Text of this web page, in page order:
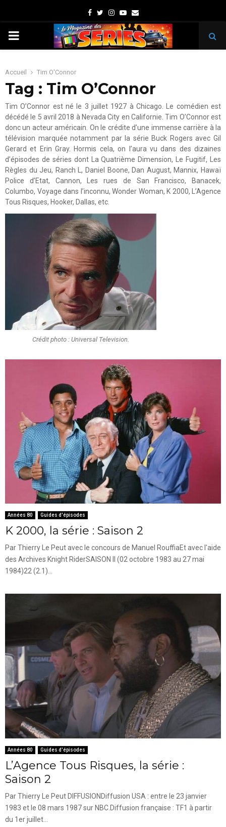
Facebook
TwitterInstagram
Youtube
Email
PRIMARY
Accueil Tim O'Connor
Tag : Tim O’Connor
Tim O’Connor est né le 3 juillet 1927 à Chicago. Le comédien est
décédé le 5 avril 2018 à Nevada City en Californie. Tim O’Connor est
donc un acteur américain. On le crédite d’une immense carrière à la
télévision marquée notamment par la série Buck Rogers avec Gil
Gerard et Erin Gray. Hormis cela, on l’aura vu dans des dizaines
d’épisodes de séries dont La Quatrième Dimension, Le Fugitif, Les
Règles du Jeu, Ranch L, Daniel Boone, Dan August, Mannix, Hawaï
Police d’Etat, Cannon, Les rues de San Francisco, Banacek,
Columbo, Voyage dans l’inconnu, Wonder Woman, K 2000, L’Agence
Tous Risques, Hooker, Dallas, etc.
Crédit photo : Universal Television.
Années 80 Guides d'épisodes
K 2000, la série : Saison 2
Par Thierry Le Peut avec le concours de Manuel RouffiaEt avec l'aide
des Archives Knight RiderSAISON II (02 octobre 1983 au 27 mai
1984)22 (2.1)...
Années 80 Guides d'épisodes
L’Agence Tous Risques, la série :
Saison 2
Par Thierry Le Peut DIFFUSIONDiffusion USA : entre le 23 janvier
1983 et le 08 mars 1987 sur NBC.Diffusion française : TF1 à partir
du 1er juillet...